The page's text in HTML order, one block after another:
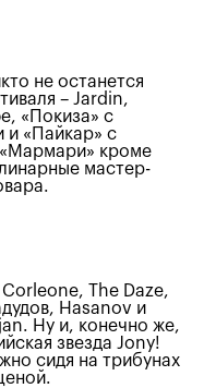
не останется
– Jardin,
«Покиза» с
и «Пайкар» с
кроме
мастер-
The Daze,
Hasanov и
Ну и, конечно же,
звезда Jony!
сидя на трибунах